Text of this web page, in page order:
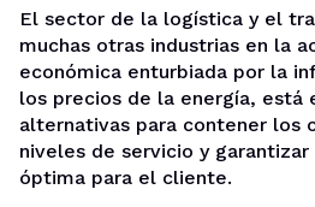
El sector de la logística y el
muchas otras industrias en la
económica enturbiada por la
los precios de la energía, está
alternativas para contener los
niveles de servicio y garantizar
óptima para el cliente.